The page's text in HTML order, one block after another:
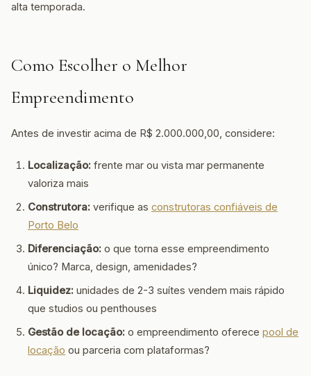
alta temporada.
Como Escolher o Melhor
Empreendimento
Antes de investir acima de R$ 2.000.000,00, considere:
Localização: frente mar ou vista mar permanente
valoriza mais
Construtora: verifique as construtoras confiáveis de
Porto Belo
Diferenciação: o que torna esse empreendimento
único? Marca, design, amenidades?
Liquidez: unidades de 2-3 suítes vendem mais rápido
que studios ou penthouses
Gestão de locação: o empreendimento oferece pool de
locação ou parceria com plataformas?